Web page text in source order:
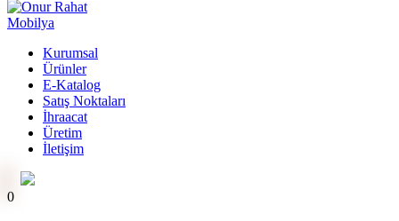
Kurumsal
Ürünler
E-Katalog
Satış Noktaları
İhraacat
Üretim
İletişim
0